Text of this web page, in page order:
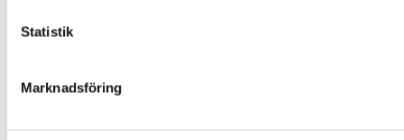
Statistik
Marknadsföring